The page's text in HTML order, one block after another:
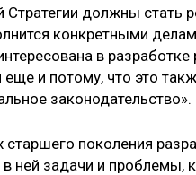
должны стать
конкретными
в разработке
еще и потому, что это
законодательство».
старшего поколения
ней задачи и проблемы,